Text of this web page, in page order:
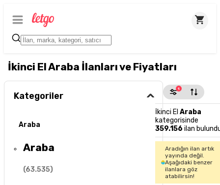
İkinci El Araba İlanları ve Fiyatları
Kategoriler
Araba
Araba
(63.535)
1
İkinci El Araba
kategorisinde
359.156 ilan
Aradığın ilan artık
yayında değil.
Aşağıdaki benzer
ilanlara göz
atabilirsin!